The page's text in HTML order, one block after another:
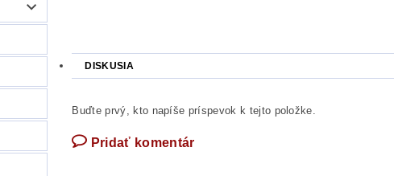
DISKUSIA
Buďte prvý, kto napíše príspevok k tejto položke.
Pridať komentár